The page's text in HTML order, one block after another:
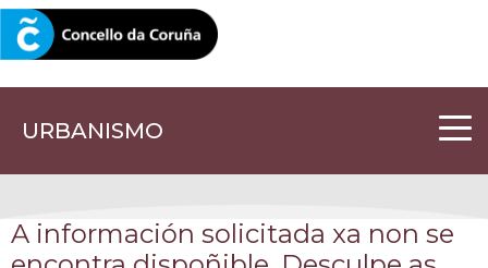
URBANISMO
CORUNA.GAL
A información solicitada xa non se